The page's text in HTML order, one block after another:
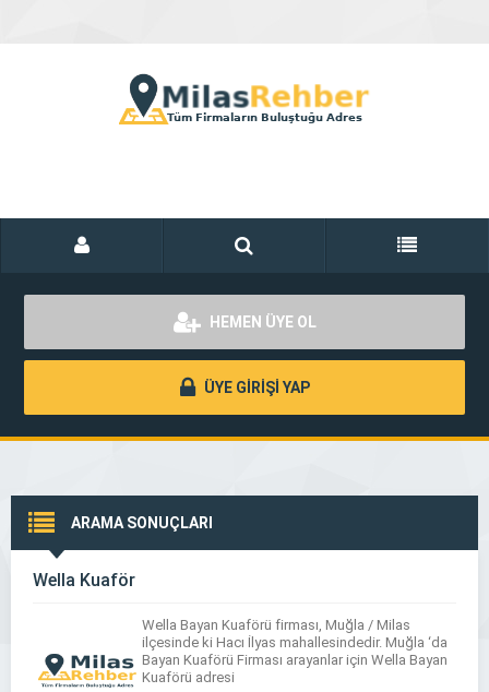
HEMEN ÜYE OL
ÜYE GİRİŞİ YAP
ARAMA SONUÇLARI
Wella Kuaför
Wella Bayan Kuaförü firması, Muğla / Milas
ilçesinde ki Hacı İlyas mahallesindedir. Muğla ‘da
Bayan Kuaförü Firması arayanlar için Wella Bayan
Kuaförü adresi